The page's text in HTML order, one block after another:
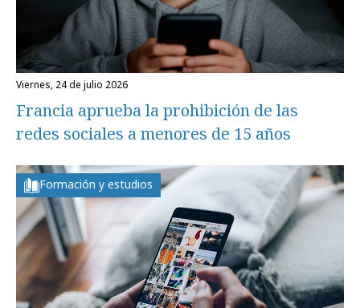
viernes, 24 de julio 2026
Francia aprueba la prohibición de las
redes sociales a menores de 15 años
Formación y estudios